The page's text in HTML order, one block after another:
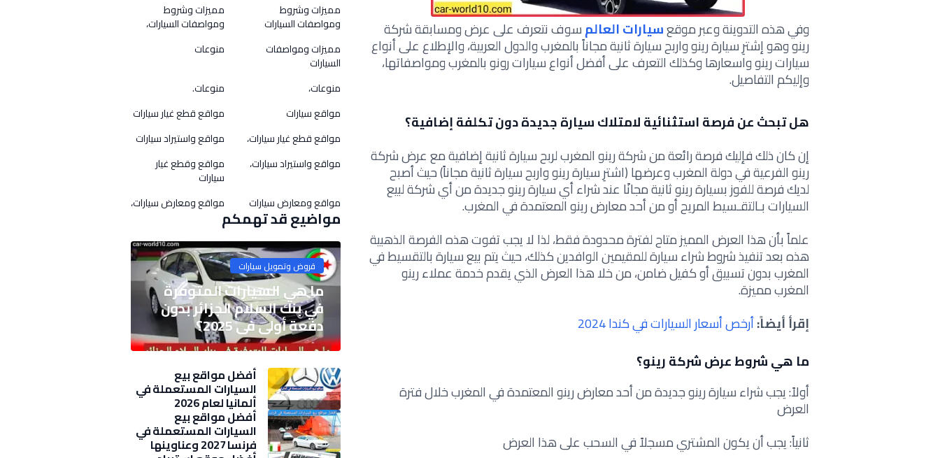
وفي هذه التدوينة وعبر موقعسيارات العالمسوف نتعرف على عرض ومسابقة شركة
رينو وهو إشترِ سيارة رينو واربح سيارة ثانية مجاناً بالمغرب والدول العربية، والإطلاع على أنواع
سيارات رينو واسعارهاوكذلك التعرف على أفضلأنواع سيارات رونو بالمغرب ومواصفاتها،
وإليكم التفاصيل.
هل تبحث عن فرصة استثنائية لامتلاك سيارة جديدة دون تكلفة إضافية؟
إن كان ذلك فإليك فرصة رائعة من شركة رينو المغرب لربح سيارة ثانية إضافيةمع عرض شركة
رينو الفرعية في دولة المغرب وعرضها (اشترِ سيارة رينو واربح سيارة ثانية مجاناً) حيث أصبح
لديك فرصة للفوز بسيارة رينو ثانية مجانًا عند شراء أي سيارة رينو جديدة من أيشركة لبيع
السيارات بـالتقـسيط المريح أومن أحد معارض رينو المعتمدة في المغرب.
علماً بأن هذا العرض المميز متاح لفترة محدودة فقط، لذا لا يجب تفوت هذه الفرصة الذهبية
هذه بعد تنفيذ شروط شراء سيارة للمقيمين الوافدين كذلك، حيث يتم بيع سيارة بالتقسيط في
المغرب بدون تسبيق أو كفيل ضامن، من خلا هذا العرض الذي يقدمخدمة عملاء رينو
المغرب مميزة.
إقرأ أيضاً:أرخص أسعار السيارات في كندا 2024
ما هي شروط عرض شركة رينو؟
أولاً: يجب شراء سيارة رينو جديدة من أحد معارض رينو المعتمدة في المغرب خلال فترة
العرض
ثانياً: يجب أن يكون المشتري مسجلاً في السحب على هذا العرض
مميزات وشروط
ومواصفات السيارات
مميزات وشروط
ومواصفات السيارات،
مميزات ومواصفات
السيارات
منوعات
منوعات،
منوعات.
مواقع سيارات
مواقع قطع غيار سيارات
مواقع قطع غيار سيارات،
مواقع واستيراد سيارات
مواقع واستيراد سيارات،
مواقع وقطع غيار
سيارات
مواقع ومعارض سيارات
مواقع ومعارض سيارات،
مواضيع قد تهمكم
قروض وتمويل سيارات
ما هي السيارات المتوفرة
في بنك السلام الجزائر بدون
دفعة أولى في 2025؟
أفضل مواقع بيع
السيارات المستعملة في
ألمانيا لعام 2026
أفضل مواقع بيع
السيارات المستعملة في
فرنسا 2027 وعناوينها